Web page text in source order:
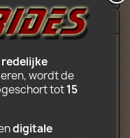
in rotatie
redelijke
wordt de
tot 15
digitale